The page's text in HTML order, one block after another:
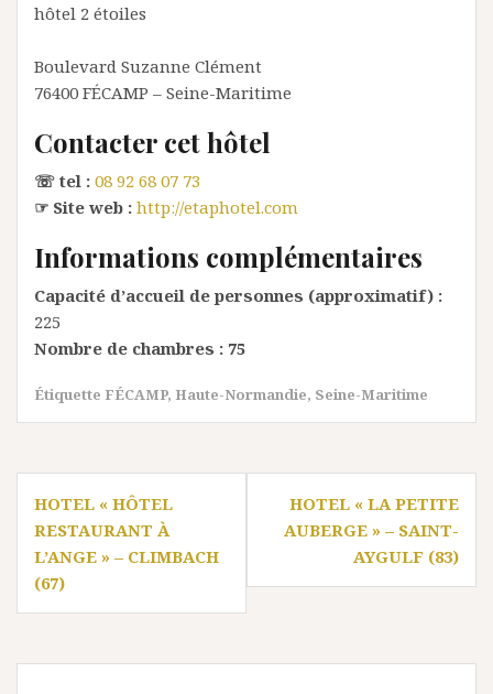
hôtel 2 étoiles
Boulevard Suzanne Clément
76400 FÉCAMP – Seine-Maritime
Contacter cet hôtel
☏ tel : 08 92 68 07 73
☞ Site web : http://etaphotel.com
Informations complémentaires
Capacité d’accueil de personnes (approximatif) :
225
Nombre de chambres : 75
Étiquette FÉCAMP, Haute-Normandie, Seine-Maritime
Navigation
de
l’article
HOTEL « HÔTEL
RESTAURANT À
L’ANGE » – CLIMBACH
(67)
HOTEL « LA PETITE
AUBERGE » – SAINT-
AYGULF (83)